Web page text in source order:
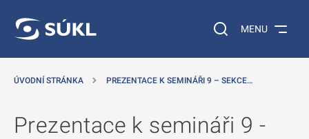
Vyhledávání na
MENU
ÚVODNÍ STRÁNKA PREZENTACE K SEMINÁŘI 9 – SEKCE…
Prezentace k semináři 9 -